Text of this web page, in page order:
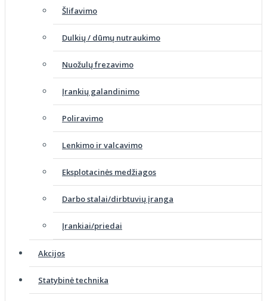
Šlifavimo
Dulkių / dūmų nutraukimo
Nuožulų frezavimo
Įrankių galandinimo
Poliravimo
Lenkimo ir valcavimo
Eksplotacinės medžiagos
Darbo stalai/dirbtuvių įranga
Įrankiai/priedai
Akcijos
Statybinė technika